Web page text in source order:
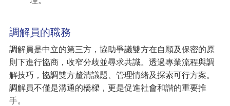
調解員的職務
調解員是中立的第三方，協助爭議雙方在自願及保密的原
則下進行協商，收窄分歧並尋求共識。透過專業流程與調
解技巧，協調雙方釐清議題、管理情緒及探索可行方案。
調解員不僅是溝通的橋樑，更是促進社會和諧的重要推
手。